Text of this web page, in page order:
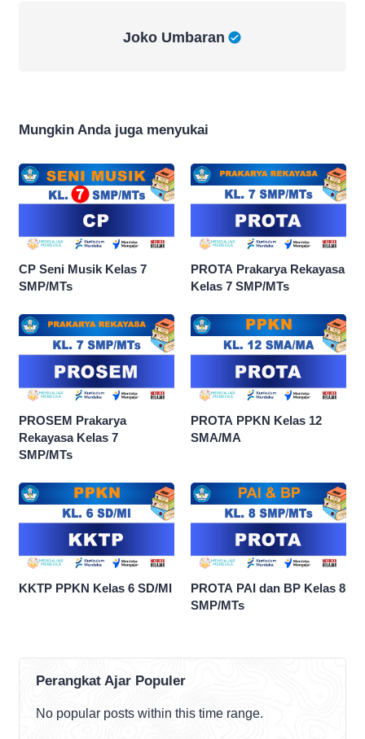
Joko Umbaran
Mungkin Anda juga menyukai
CP Seni Musik Kelas 7
SMP/MTs
PROTA Prakarya Rekayasa
Kelas 7 SMP/MTs
PROSEM Prakarya
Rekayasa Kelas 7
SMP/MTs
PROTA PPKN Kelas 12
SMA/MA
KKTP PPKN Kelas 6 SD/MI
PROTA PAI dan BP Kelas 8
SMP/MTs
Perangkat Ajar Populer
No popular posts within this time range.